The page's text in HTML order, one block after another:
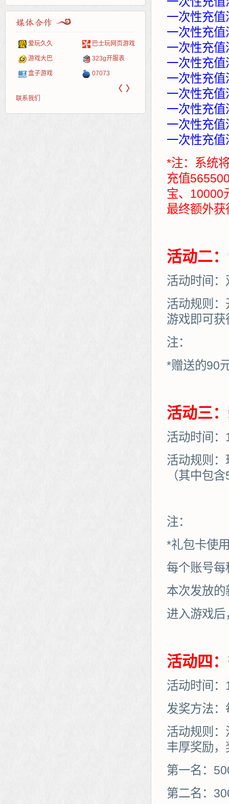
爱玩久久 巴士玩网页游戏
游戏大巴 323g开服表
盒子游戏 07073
页游网
新浪
网易
多玩
中华网
Cwan
游一游
游侠网页游戏 40407
5617网游网 一游网
开服网
斗蟹网页游戏 游戏
〈 〉
联系我们
一次性充
一次性充
一次性充
一次性充
一次性充
一次性充
一次性充
一次性充
一次性充
*注：系统
充值
宝、10000
最终额外
活动二
活动时间
活动规则
游戏即可
注：
*赠送的90
活动三
活动时间
活动规则
（其中包
注：
*礼包卡使
每个账号
本次发放
进入游戏后
活动四
活动时间
发奖方法：
活动规则
丰厚奖励
第一名：
第二名：